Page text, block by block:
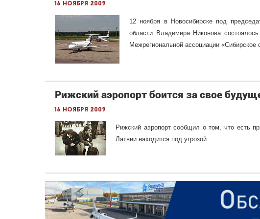
16 ноября 2009
12 ноября в Новосибирске под
области Владимира Никонова
Межрегиональной ассоциации «Сибирское
Рижский аэропорт боится за свое
16 ноября 2009
Рижский аэропорт сообщил о том, что есть
Латвии находится под угрозой.